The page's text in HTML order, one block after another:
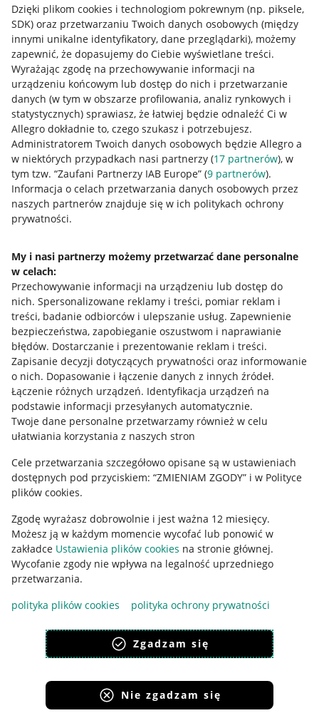
Dzięki plikom cookies i technologiom pokrewnym (np. piksele,
SDK) oraz przetwarzaniu Twoich danych osobowych (między
innymi unikalne identyfikatory, dane przeglądarki), możemy
zapewnić, że dopasujemy do Ciebie wyświetlane treści.
Wyrażając zgodę na przechowywanie informacji na
urządzeniu końcowym lub dostęp do nich i przetwarzanie
danych (w tym w obszarze profilowania, analiz rynkowych i
statystycznych) sprawiasz, że łatwiej będzie odnaleźć Ci w
Allegro dokładnie to, czego szukasz i potrzebujesz.
Administratorem Twoich danych osobowych będzie Allegro a
w niektórych przypadkach nasi partnerzy (17 partnerów), w
tym tzw. “Zaufani Partnerzy IAB Europe” (9 partnerów).
Informacja o celach przetwarzania danych osobowych przez
naszych partnerów znajduje się w ich politykach ochrony
prywatności.
My i nasi partnerzy możemy przetwarzać dane personalne
w celach:
Przechowywanie informacji na urządzeniu lub dostęp do
nich. Spersonalizowane reklamy i treści, pomiar reklam i
treści, badanie odbiorców i ulepszanie usług. Zapewnienie
bezpieczeństwa, zapobieganie oszustwom i naprawianie
błędów. Dostarczanie i prezentowanie reklam i treści.
Zapisanie decyzji dotyczących prywatności oraz informowanie
o nich. Dopasowanie i łączenie danych z innych źródeł.
Łączenie różnych urządzeń. Identyfikacja urządzeń na
podstawie informacji przesyłanych automatycznie.
Twoje dane personalne przetwarzamy również w celu
ułatwiania korzystania z naszych stron
Cele przetwarzania szczegółowo opisane są w ustawieniach
dostępnych pod przyciskiem: “ZMIENIAM ZGODY” i w Polityce
plików cookies.
Zgodę wyrażasz dobrowolnie i jest ważna 12 miesięcy.
Możesz ją w każdym momencie wycofać lub ponowić w
zakładce Ustawienia plików cookies na stronie głównej.
Wycofanie zgody nie wpływa na legalność uprzedniego
przetwarzania.
polityka plików cookies
polityka ochrony prywatności
Zgadzam się
Nie zgadzam się
Nawigacja
Przydatne informacje
Jak to działa
Allegro Gadane dla sprzedających
Allegro Gadane dla kupujących
Mapa miejscowości
Informacje prawne
Regulamin
Polityka plików "cookies"
Ustawienia plików "cookies"
Udostępnianie lokalizacji
Informacje dla Aktu o Usługach Cyfrowych
Pobierz aplikację
Korzystanie z serwisu oznacza akceptacjęregulaminu